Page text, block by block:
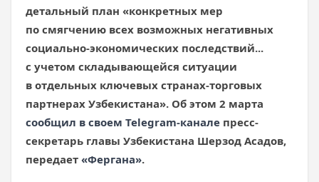
детальный план «конкретных мер
по смягчению всех возможных негативных
социально-экономических последствий...
с учетом складывающейся ситуации
в отдельных ключевых странах-торговых
партнерах Узбекистана». Об этом 2 марта
сообщил в своем Telegram-канале пресс-
секретарь главы Узбекистана Шерзод Асадов,
передает «Фергана».